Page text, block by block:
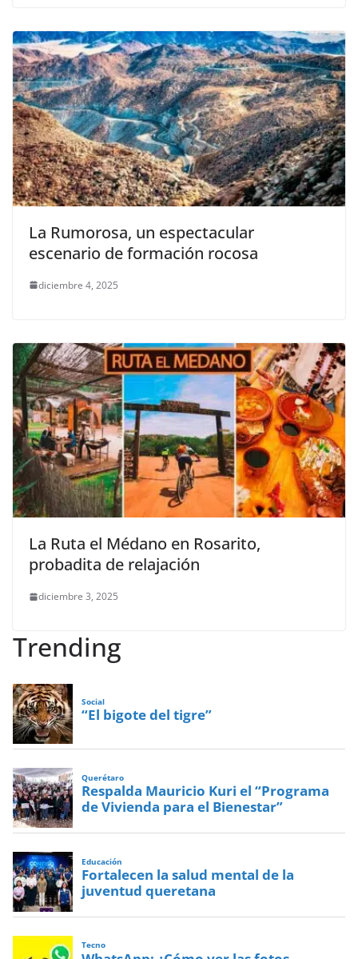
La Rumorosa, un espectacular
escenario de formación rocosa
diciembre 4, 2025
La Ruta el Médano en Rosarito,
probadita de relajación
diciembre 3, 2025
Trending
Social
“El bigote del tigre”
Querétaro
Respalda Mauricio Kuri el “Programa
de Vivienda para el Bienestar”
Educación
Fortalecen la salud mental de la
juventud queretana
Tecno